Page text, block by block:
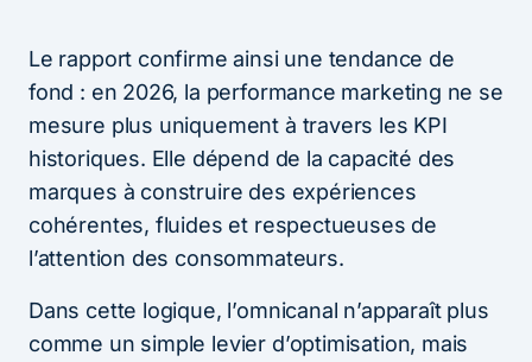
Le rapport confirme ainsi une tendance de
fond : en 2026, la performance marketing ne se
mesure plus uniquement à travers les KPI
historiques. Elle dépend de la capacité des
marques à construire des expériences
cohérentes, fluides et respectueuses de
l’attention des consommateurs.
Dans cette logique, l’omnicanal n’apparaît plus
comme un simple levier d’optimisation, mais